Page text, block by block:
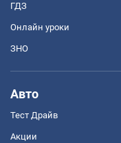
ГДЗ
Онлайн уроки
ЗНО
Авто
Тест Драйв
Акции